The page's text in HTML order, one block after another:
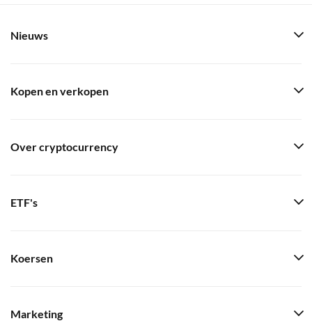
Nieuws
Kopen en verkopen
Over cryptocurrency
ETF's
Koersen
Marketing